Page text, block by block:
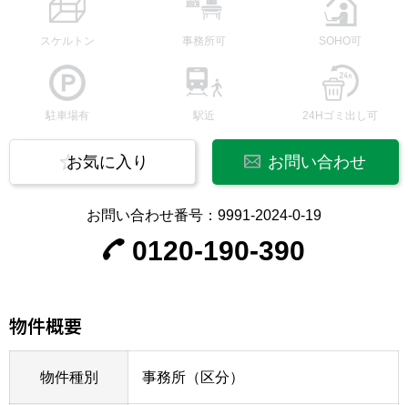
スケルトン 事務所可 SOHO可
駐車場有 駅近 24Hゴミ出し可
お気に入り お問い合わせ
お問い合わせ番号：9991-2024-0-19
0120-190-390
物件概要
物件種別 事務所（区分）